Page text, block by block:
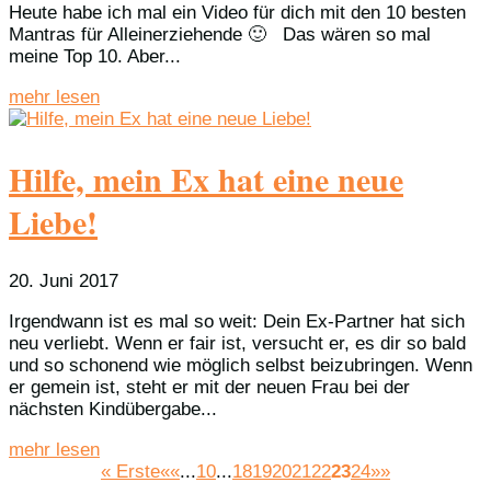
Heute habe ich mal ein Video für dich mit den 10 besten
Mantras für Alleinerziehende 🙂 Das wären so mal
meine Top 10. Aber...
mehr lesen
Hilfe, mein Ex hat eine neue
Liebe!
20. Juni 2017
Irgendwann ist es mal so weit: Dein Ex-Partner hat sich
neu verliebt. Wenn er fair ist, versucht er, es dir so bald
und so schonend wie möglich selbst beizubringen. Wenn
er gemein ist, steht er mit der neuen Frau bei der
nächsten Kindübergabe...
mehr lesen
« Erste««...10...18192021222324»»